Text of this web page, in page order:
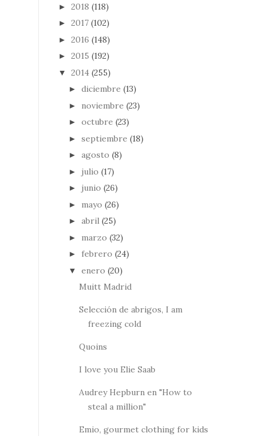
► 2018 (118)
► 2017 (102)
► 2016 (148)
► 2015 (192)
▼ 2014 (255)
► diciembre (13)
► noviembre (23)
► octubre (23)
► septiembre (18)
► agosto (8)
► julio (17)
► junio (26)
► mayo (26)
► abril (25)
► marzo (32)
► febrero (24)
▼ enero (20)
Muitt Madrid
Selección de abrigos, I am
freezing cold
Quoins
I love you Elie Saab
Audrey Hepburn en "How to
steal a million"
Emio, gourmet clothing for kids